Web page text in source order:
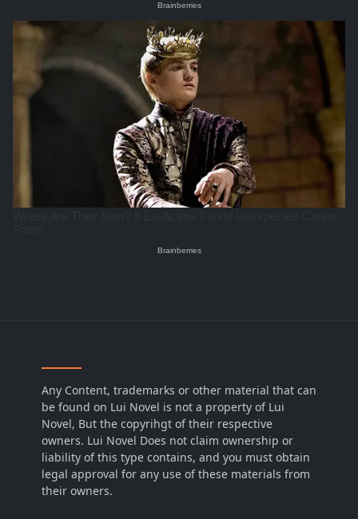
Any Content, trademarks or other material that can
be found on Lui Novel is not a property of Lui
Novel, But the copyrihgt of their respective
owners. Lui Novel Does not claim ownership or
liability of this type contains, and you must obtain
legal approval for any use of these materials from
their owners.